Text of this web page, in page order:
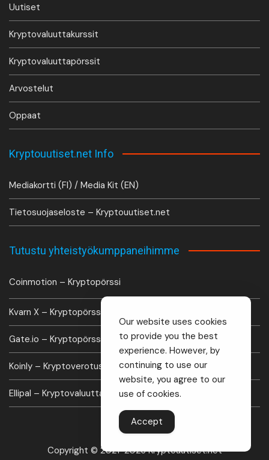
Uutiset
Kryptovaluuttakurssit
Kryptovaluuttapörssit
Arvostelut
Oppaat
Kryptouutiset.net Info
Mediakortti (FI) / Media Kit (EN)
Tietosuojaseloste – Kryptouutiset.net
Tutustu yhteistyökumppaneihimme
Coinmotion – Kryptopörssi
Kvarn X – Kryptopörssi
Gate.io – Kryptopörssi
Koinly – Kryptoverotus laskuri
Ellipal – Kryptovaluutta lompakko
Copyright © 2021-2026 Kryptouutiset.net
Our website uses cookies
to provide you the best
experience. However, by
continuing to use our
website, you agree to our
use of cookies.
Accept